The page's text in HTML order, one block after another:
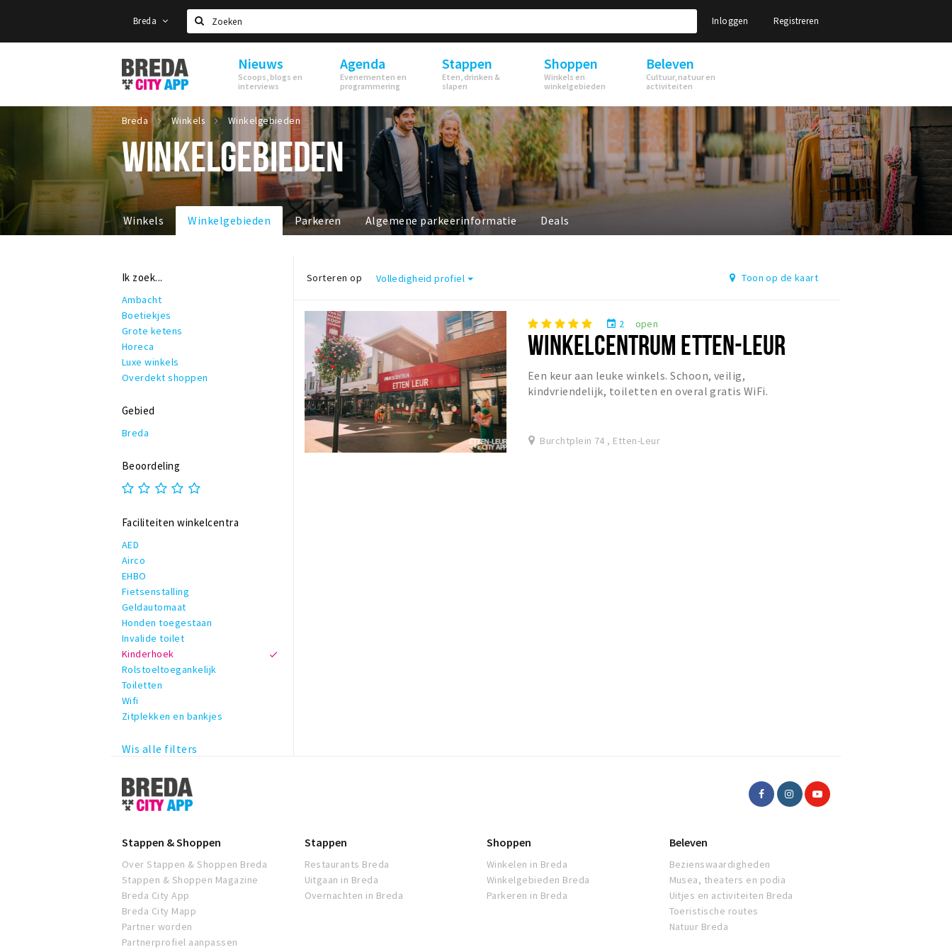
Breda
Zoeken
Inloggen Registreren
Stappen
&
Shoppen
Breda
Nieuws
Scoops, blogs en
interviews
Agenda
Evenementen en
programmering
Stappen
Eten, drinken &
slapen
Shoppen
Winkels en
winkelgebieden
Beleven
Cultuur, natuur en
activiteiten
Breda Winkels Winkelgebieden
WINKELGEBIEDEN
Winkels Winkelgebieden Parkeren Algemene parkeerinformatie Deals
Ik zoek...
Ambacht
Boetiekjes
Grote ketens
Horeca
Luxe winkels
Overdekt shoppen
Gebied
Breda
Beoordeling
Faciliteiten winkelcentra
AED
Airco
EHBO
Fietsenstalling
Geldautomaat
Honden toegestaan
Invalide toilet
Kinderhoek
Rolstoeltoegankelijk
Toiletten
Wifi
Zitplekken en bankjes
Wis alle filters
Sorteren op Volledigheid profiel Toon op de kaart
event 2 open
WINKELCENTRUM ETTEN-LEUR
Een keur aan leuke winkels. Schoon, veilig,
kindvriendelijk, toiletten en overal gratis WiFi.
Burchtplein 74 , Etten-Leur
Stappen
&
Shoppen
Stappen & Shoppen
Over Stappen & Shoppen Breda
Stappen & Shoppen Magazine
Breda City App
Breda City Mapp
Partner worden
Partnerprofiel aanpassen
Stappen
Restaurants Breda
Uitgaan in Breda
Overnachten in Breda
Shoppen
Winkelen in Breda
Winkelgebieden Breda
Parkeren in Breda
Beleven
Bezienswaardigheden
Musea, theaters en podia
Uitjes en activiteiten Breda
Toeristische routes
Natuur Breda